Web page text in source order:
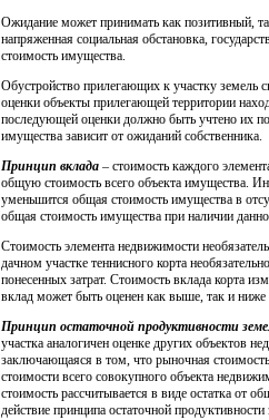
Ожидание может принимать как позитивный,
напряженная социальная обстановка,
стоимость имущества.
Обустройство прилегающих к участку земель
оценки объекты прилегающей территории
последующей оценки должно быть учтено их
имущества зависит от ожиданий собственника.
Принцип вклада – стоимость каждого
общую стоимость всего объекта имущества.
уменьшится общая стоимость имущества в
общая стоимость имущества при наличии
Стоимость элемента недвижимости
дачном участке теннисного корта
понесенных затрат. Стоимость вклада корта
вклад может быть оценен как выше, так и ниже
Принцип остаточной продуктивности
участка аналогичен оценке других объектов
заключающаяся в том, что рыночная
стоимости всего совокупного объекта
стоимость рассчитывается в виде остатка от
действие принципа остаточной продуктивности